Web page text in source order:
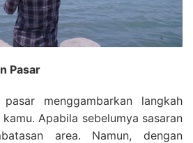
Pasar
menggambarkan langkah
Apabila sebelumya sasaran
area. Namun, dengan